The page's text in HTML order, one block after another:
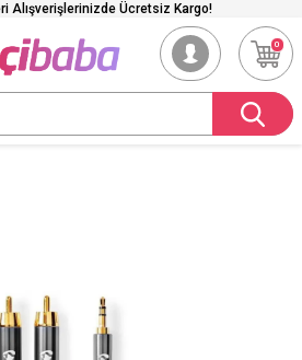
Alışverişlerinizde Ücretsiz Kargo!
0